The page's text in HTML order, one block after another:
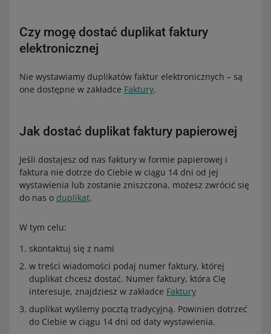
Czy mogę dostać duplikat faktury
elektronicznej
Nie wystawiamy duplikatów faktur elektronicznych – są
one dostępne w zakładce Faktury.
Jak dostać duplikat faktury papierowej
Jeśli dostajesz od nas faktury w formie papierowej i
faktura nie dotrze do Ciebie w ciągu 14 dni od jej
wystawienia lub zostanie zniszczona, możesz zwrócić się
do nas o duplikat.
W tym celu:
skontaktuj się z nami
w treści wiadomości podaj numer faktury, której
duplikat chcesz dostać. Numer faktury, która Cię
interesuje, znajdziesz w zakładce Faktury
duplikat wyślemy pocztą tradycyjną. Powinien dotrzeć
do Ciebie w ciągu 14 dni od daty wystawienia.